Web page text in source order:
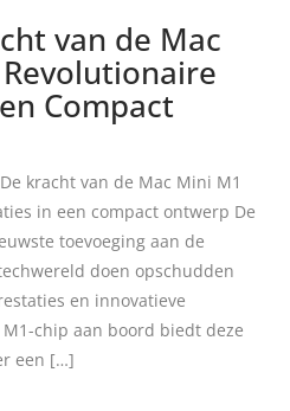
van de Mac
Compact
kracht van de Mac Mini M1
in een compact ontwerp De
toevoeging aan de
doen opschudden
en innovatieve
chip aan boord biedt deze
een […]